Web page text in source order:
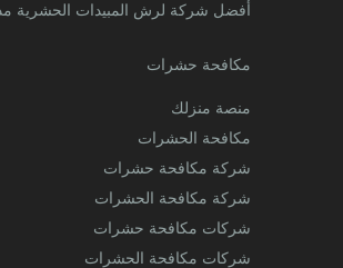
أفضل شركة لرش المبيدات الحشرية
مكافحة حشرات
منصة منزلك
مكافحة الحشرات
شركة مكافحة حشرات
شركة مكافحة الحشرات
شركات مكافحة حشرات
شركات مكافحة الحشرات